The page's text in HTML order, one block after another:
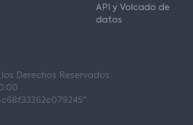
API y Volcado de
datos
Derechos Reservados